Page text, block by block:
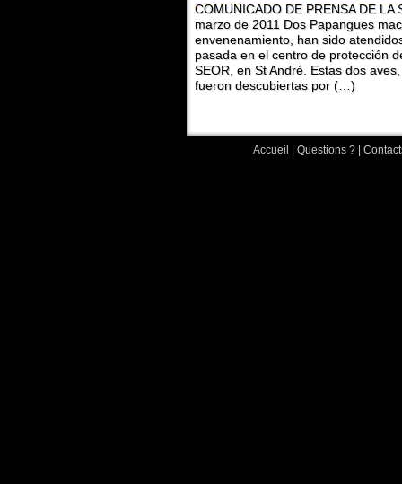
COMUNICADO DE PRENSA DE LA
marzo de 2011 Dos Papangues
envenenamiento, han sido
pasada en el centro de protección
SEOR, en St André. Estas dos
fueron descubiertas por (…)
Accueil Questions ?